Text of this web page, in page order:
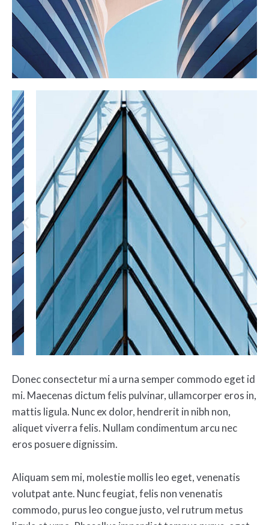
Donec consectetur mi a urna semper commodo eget id
mi. Maecenas dictum felis pulvinar, ullamcorper eros in,
mattis ligula. Nunc ex dolor, hendrerit in nibh non,
aliquet viverra felis. Nullam condimentum arcu nec
eros posuere dignissim.
Aliquam sem mi, molestie mollis leo eget, venenatis
volutpat ante. Nunc feugiat, felis non venenatis
commodo, purus leo congue justo, vel rutrum metus